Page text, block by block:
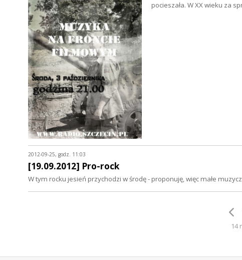
pocieszała. W XX wieku za
2012-09-25, godz. 11:03
[19.09.2012] Pro-rock
W tym rocku jesień przychodzi w środę - proponuję, więc małe
14